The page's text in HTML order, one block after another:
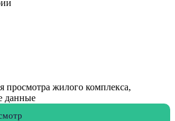
просмотра жилого комплекса,
данные